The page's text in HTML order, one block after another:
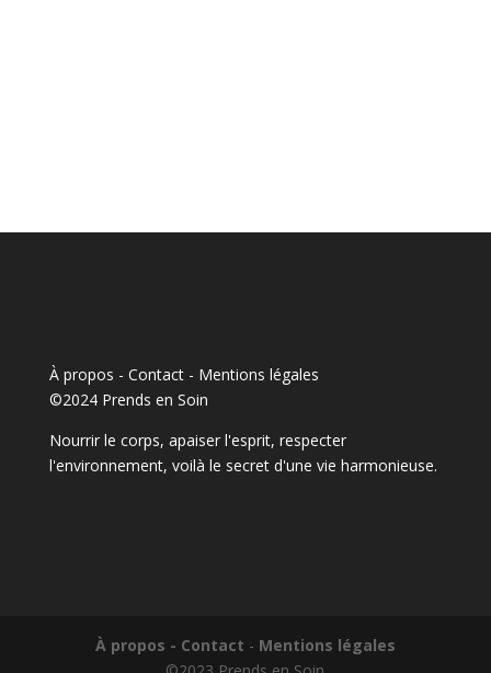
À propos - Contact- Mentions légales
©2024 Prends en Soin
Nourrir le corps, apaiser l'esprit, respecter
l'environnement, voilà le secret d'une vie harmonieuse.
À propos - Contact - Mentions légales